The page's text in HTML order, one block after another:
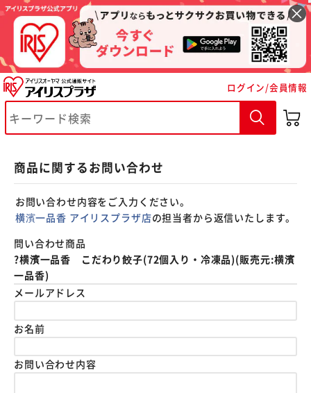
ログイン/会員情報
商品に関するお問い合わせ
お問い合わせ内容をご入力ください。
横濱一品香 アイリスプラザ店の担当者から返信いたします。
問い合わせ商品
?横濱一品香 こだわり餃子(72個入り・冷凍品)(販売元:横濱
一品香)
メールアドレス
お名前
お問い合わせ内容
※ご確認ください